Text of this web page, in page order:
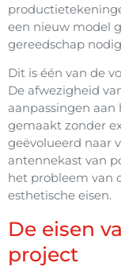
een ​​nieuw model
gereedschap
Dit is één van de
De afwezigheid
aanpassingen
gemaakt zonder
geëvolueerd naar
antennekast van
het probleem van
esthetische eisen.
De eisen
project